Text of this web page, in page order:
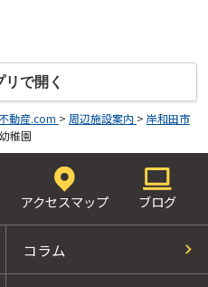
で開く
動産.com > 周辺施設案内 > 岸和田市
稚園
アクセスマップ ブログ
コラム